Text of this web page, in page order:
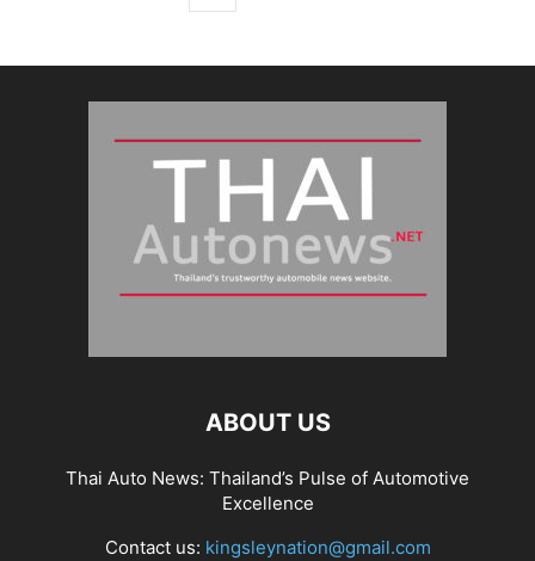
ABOUT US
Thai Auto News: Thailand’s Pulse of Automotive
Excellence
Contact us: kingsleynation@gmail.com